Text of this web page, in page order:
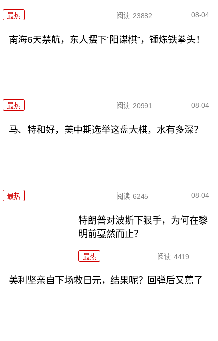
最热 阅读 23882 08-04
南海6天禁航，东大摆下“阳谋棋”，锤炼铁拳头！
最热 阅读 20991 08-04
马、特和好，美中期选举这盘大棋，水有多深？
最热 阅读 6245 08-04
特朗普对波斯下狠手，为何在黎
明前戛然而止？
最热 阅读 4419
美利坚亲自下场救日元，结果呢？回弹后又蔫了